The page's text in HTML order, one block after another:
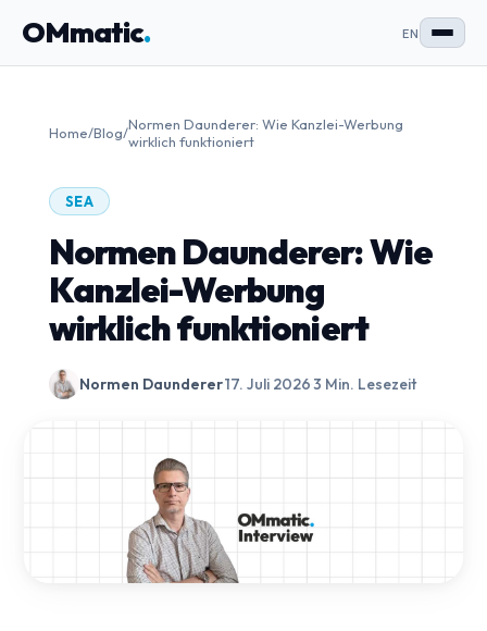
OMmatic. EN
Home/Blog/Normen Daunderer: Wie Kanzlei-Werbung
wirklich funktioniert
SEA
Normen Daunderer: Wie
Kanzlei-Werbung
wirklich funktioniert
Normen Daunderer·17. Juli 20263 Min. Lesezeit